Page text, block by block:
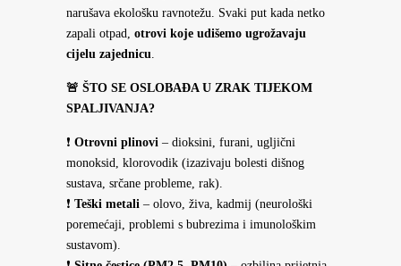
narušava ekološku ravnotežu. Svaki put kada netko
zapali otpad, otrovi koje udišemo ugrožavaju
cijelu zajednicu.
🚨 ŠTO SE OSLOBAĐA U ZRAK TIJEKOM
SPALJIVANJA?
❗ Otrovni plinovi – dioksini, furani, ugljični
monoksid, klorovodik (izazivaju bolesti dišnog
sustava, srčane probleme, rak).
❗ Teški metali – olovo, živa, kadmij (neurološki
poremećaji, problemi s bubrezima i imunološkim
sustavom).